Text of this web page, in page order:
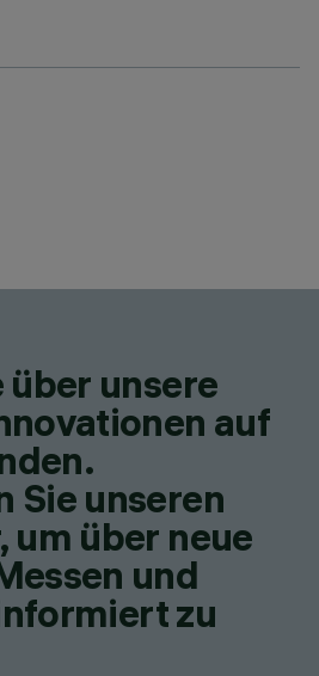
über unsere
auf
Sie unseren
um über neue
und
zu